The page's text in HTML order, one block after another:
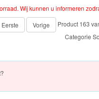
Wij kunnen u informeren
Eerste
Vorige Product 163
Categorie